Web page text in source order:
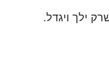
ילך ויגדל.